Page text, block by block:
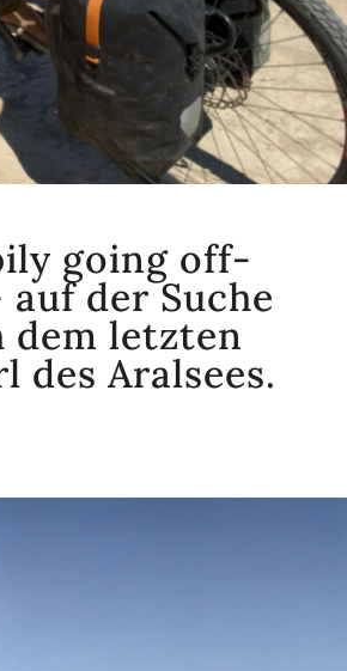
going off-
auf der Suche
dem letzten
des Aralsees.